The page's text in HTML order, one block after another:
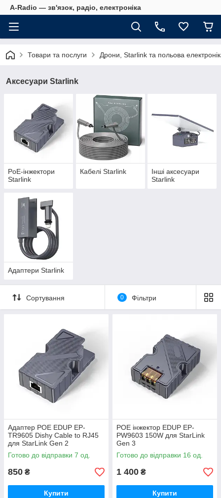
A-Radio — зв'язок, радіо, електроніка
Товари та послуги Дрони, Starlink та польова
Аксесуари Starlink
PoE-інжектори
Starlink
Кабелі Starlink
Інші аксесуари
Starlink
Адаптери Starlink
Сортування 0 Фільтри
Адаптер POE EDUP EP-
TR9605 Dishy Cable to RJ45
для StarLink Gen 2
Готово до відправки 7 од.
850 ₴
Купити
POE інжектор EDUP EP-
PW9603 150W для StarLink
Gen 3
Готово до відправки 16 од.
1 400 ₴
Купити